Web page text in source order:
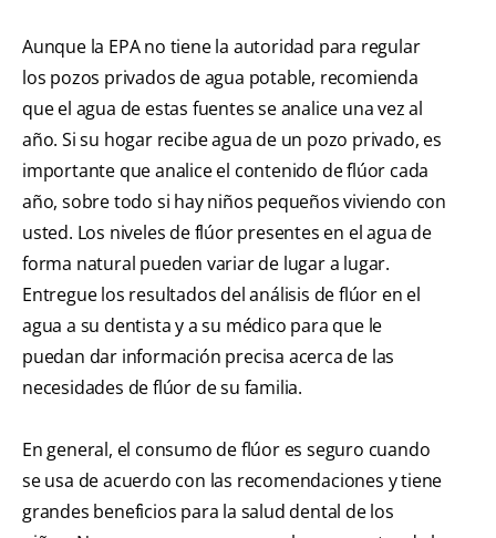
Aunque la EPA no tiene la autoridad para regular
los pozos privados de agua potable, recomienda
que el agua de estas fuentes se analice una vez al
año. Si su hogar recibe agua de un pozo privado, es
importante que analice el contenido de flúor cada
año, sobre todo si hay niños pequeños viviendo con
usted. Los niveles de flúor presentes en el agua de
forma natural pueden variar de lugar a lugar.
Entregue los resultados del análisis de flúor en el
agua a su dentista y a su médico para que le
puedan dar información precisa acerca de las
necesidades de flúor de su familia.
En general, el consumo de flúor es seguro cuando
se usa de acuerdo con las recomendaciones y tiene
grandes beneficios para la salud dental de los